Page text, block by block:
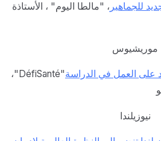
، "مالطا اليوم" ، الأستاذة
موريشيوس
على العمل في الدراسة
"DéfiSanté"،
نيوزيلندا